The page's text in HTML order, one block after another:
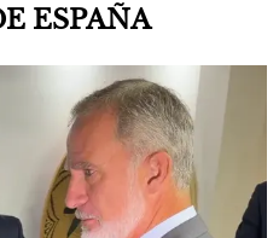
ESPAÑA